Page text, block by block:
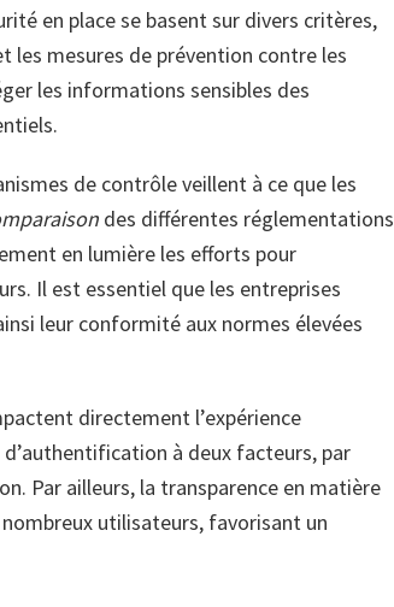
en place se basent sur divers critères,
les mesures de prévention contre les
les informations sensibles des
de contrôle veillent à ce que les
des différentes réglementations
en lumière les efforts pour
Il est essentiel que les entreprises
leur conformité aux normes élevées
directement l’expérience
à deux facteurs, par
Par ailleurs, la transparence en matière
utilisateurs, favorisant un